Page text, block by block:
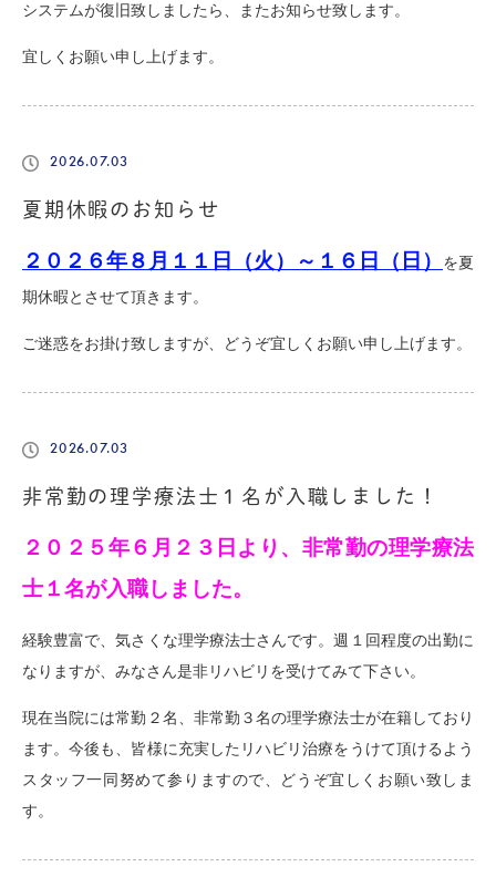
システムが復旧致しましたら、またお知らせ致します。
宜しくお願い申し上げます。
2026.07.03
夏期休暇のお知らせ
２０２６年８月１１日（火）～１６日（日）
を夏
期休暇とさせて頂きます。
ご迷惑をお掛け致しますが、どうぞ宜しくお願い申し上げます。
2026.07.03
非常勤の理学療法士１名が入職しました！
２０２５年６月２３日より、非常勤の理学療法
士１名が入職しました。
経験豊富で、気さくな理学療法士さんです。週１回程度の出勤に
なりますが、みなさん是非リハビリを受けてみて下さい。
現在当院には常勤２名、非常勤３名の理学療法士が在籍しており
ます。今後も、皆様に充実したリハビリ治療をうけて頂けるよう
スタッフ一同努めて参りますので、どうぞ宜しくお願い致しま
す。